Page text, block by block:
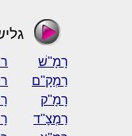
רָמָ"שׁ
רַמְקָ"ם
רָמָ"ק
רַמְצָ"ד